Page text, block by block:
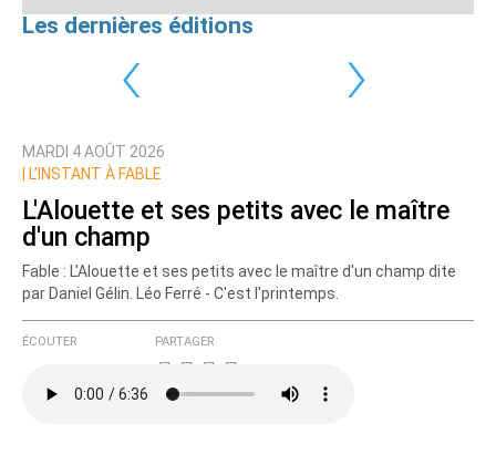
Les dernières éditions
‹ ›
MARDI 4 AOÛT 2026
L’INSTANT À FABLE
L'Alouette et ses petits avec le maître
d'un champ
Fable : L'Alouette et ses petits avec le maître d'un champ dite
par Daniel Gélin. Léo Ferré - C'est l'printemps.
ÉCOUTER PARTAGER